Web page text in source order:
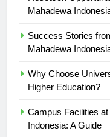
Mahadewa
Success Stories
Mahadewa
Why Choose
Higher Education?
Campus Facilities
Indonesia: A Guide